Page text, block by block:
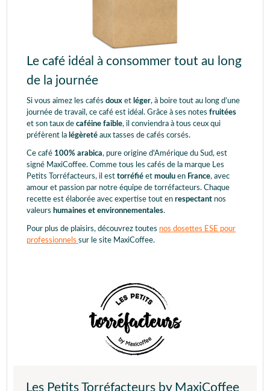
Le café idéal à consommer tout au long
de la journée
Si vous aimez les cafés doux et léger, à boire tout au long d’une
journée de travail, ce café est idéal. Grâce à ses notes fruitées
et son taux de caféine faible, il conviendra à tous ceux qui
préfèrent la légèreté aux tasses de cafés corsés.
Ce café 100% arabica, pure origine d'Amérique du Sud, est
signé MaxiCoffee. Comme tous les cafés de la marque Les
Petits Torréfacteurs, il est torréfié et moulu en France, avec
amour et passion par notre équipe de torréfacteurs. Chaque
recette est élaborée avec expertise tout en respectant nos
valeurs humaines et environnementales.
Pour plus de plaisirs, découvrez toutes nos dosettes ESE pour
professionnels sur le site MaxiCoffee.
Les Petits Torréfacteurs by MaxiCoffee